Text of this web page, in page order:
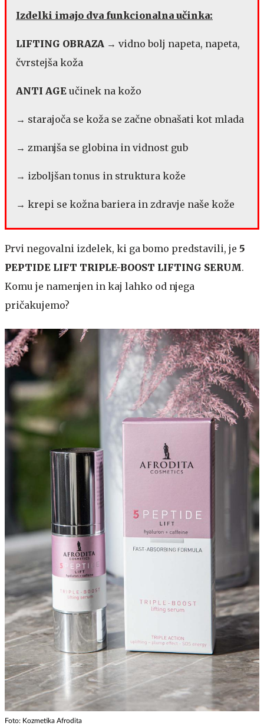
Izdelki imajo dva funkcionalna učinka:
LIFTING OBRAZA → vidno bolj napeta, napeta,
čvrstejša koža
ANTI AGE učinek na kožo
→ starajoča se koža se začne obnašati kot mlada
→ zmanjša se globina in vidnost gub
→ izboljšan tonus in struktura kože
→ krepi se kožna bariera in zdravje naše kože
Prvi negovalni izdelek, ki ga bomo predstavili, je 5
PEPTIDE LIFT TRIPLE-BOOST LIFTING SERUM.
Komu je namenjen in kaj lahko od njega
pričakujemo?
Foto: Kozmetika Afrodita